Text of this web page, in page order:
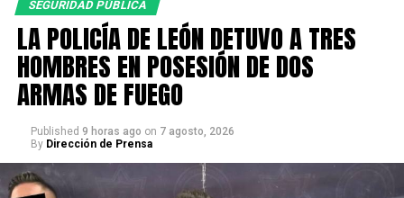
una inspección a su persona y pertenencias, en la que
fueron localizados 90 envoltorios con piedra base y 30
dosis de cristal.
La persona fue identificada como Iván Alejandro “N”,
Al consultar el registro de detenidos de la Secretaría de
Seguridad, Prevención y Protección Ciudadana, se
SEGURIDAD PÚBLICA
LA POLICÍA DE LEÓN DETUVO A TRES
HOMBRES EN POSESIÓN DE DOS
ARMAS DE FUEGO
Published 9 horas ago on 7 agosto, 2026
By Dirección de Prensa